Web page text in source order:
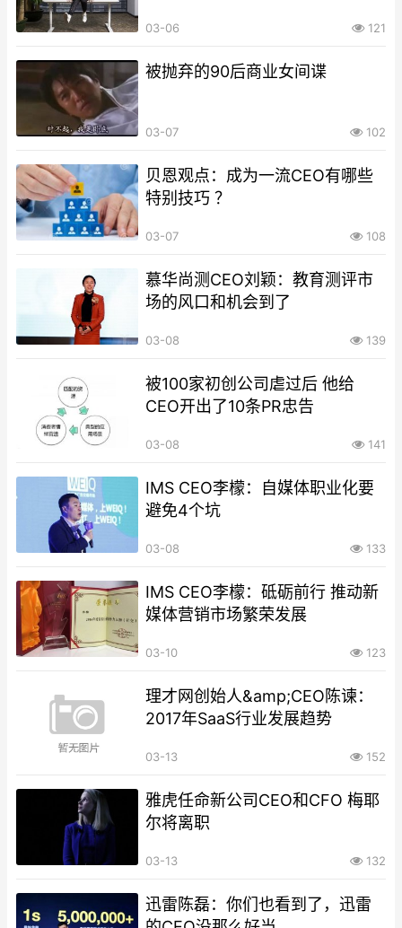
03-06 121
被抛弃的90后商业女间谍
03-07 102
贝恩观点：成为一流CEO有哪些
特别技巧 ？
03-07 108
慕华尚测CEO刘颖：教育测评市
场的风口和机会到了
03-08 139
被100家初创公司虐过后 他给
CEO开出了10条PR忠告
03-08 141
IMS CEO李檬：自媒体职业化要
避免4个坑
03-08 133
IMS CEO李檬：砥砺前行 推动新
媒体营销市场繁荣发展
03-10 123
理才网创始人&amp;CEO陈谏：
2017年SaaS行业发展趋势
03-13 152
雅虎任命新公司CEO和CFO 梅耶
尔将离职
03-13 132
迅雷陈磊：你们也看到了，迅雷